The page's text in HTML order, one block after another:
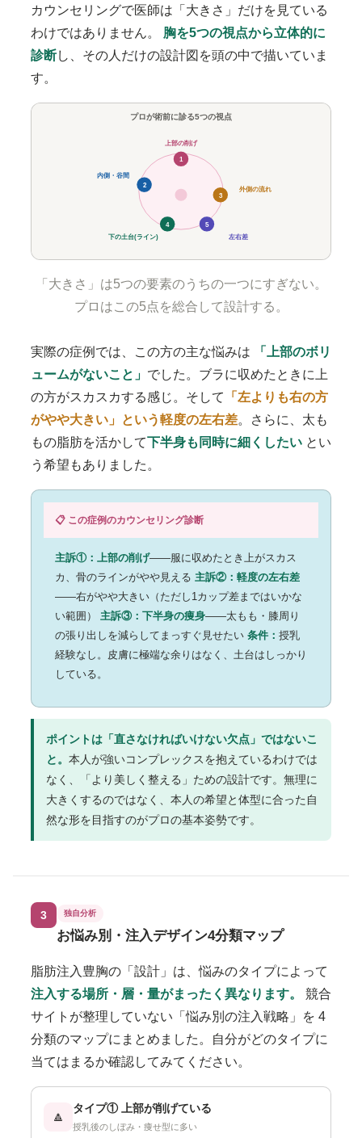
カウンセリングで医師は「大きさ」だけを見ている
わけではありません。 胸を5つの視点から立体的に
診断し、その人だけの設計図を頭の中で描いていま
す。
プロが術前に診る5つの視点
1
上部の削げ
2
内側・谷間
3
外側の流れ
4
下の土台(ライン)
5
左右差
「大きさ」は5つの要素のうちの一つにすぎない。
プロはこの5点を総合して設計する。
実際の症例では、この方の主な悩みは
「上部のボリ
ュームがないこと」 でした。ブラに収めたときに上
の方がスカスカする感じ。そして
「左よりも右の方
がやや大きい」という軽度の左右差。さらに、太も
もの脂肪を活かして下半身も同時に細くしたい とい
う希望もありました。
📋 この症例のカウンセリング診断
主訴①：上部の削げ——服に収めたとき上がスカス
カ、骨のラインがやや見える 主訴②：軽度の左右差
——右がやや大きい（ただし1カップ差まではいかな
い範囲） 主訴③：下半身の痩身——太もも・膝周り
の張り出しを減らしてまっすぐ見せたい 条件： 授乳
経験なし。皮膚に極端な余りはなく、土台はしっかり
している。
ポイントは「直さなければいけない欠点」ではないこ
と。 本人が強いコンプレックスを抱えているわけでは
なく、「より美しく整える」ための設計です。無理に
大きくするのではなく、本人の希望と体型に合った自
然な形を目指すのがプロの基本姿勢です。
3 独自分析
お悩み別・注入デザイン4分類マップ
脂肪注入豊胸の「設計」は、悩みのタイプによって
注入する場所・層・量がまったく異なります。
競合
サイトが整理していない「悩み別の注入戦略」を 4
分類のマップにまとめました。自分がどのタイプに
当てはまるか確認してみてください。
🔼
タイプ① 上部が削げている
授乳後のしぼみ・痩せ型に多い